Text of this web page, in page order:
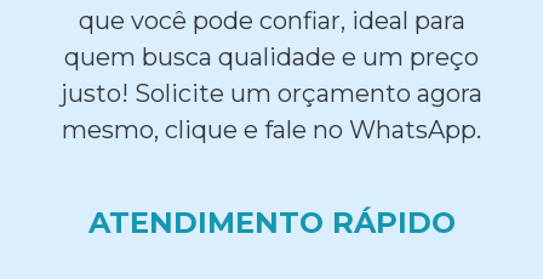
que você pode confiar, ideal para
quem busca qualidade e um preço
justo! Solicite um orçamento agora
mesmo, clique e fale no WhatsApp.
ATENDIMENTO RÁPIDO